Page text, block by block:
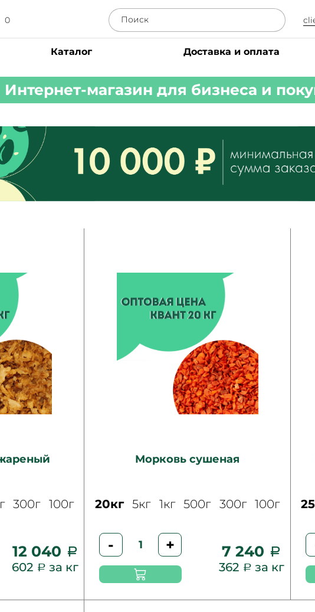
0
Каталог Доставка и оплата
Интернет-магазин для бизнеса и
300г 100г
12 040
602 за кг
Морковь сушеная
20кг 5кг 1кг 500г 300г 100г
- + 7 240
362 за кг